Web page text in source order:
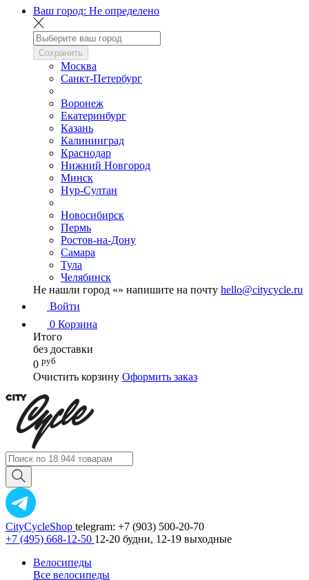
Ваш город: Не определено
Сохранить
Москва
Санкт-Петербург
Воронеж
Екатеринбург
Казань
Калининград
Краснодар
Нижний Новгород
Минск
Нур-Султан
Новосибирск
Пермь
Ростов-на-Дону
Самара
Тула
Челябинск
Не нашли город «» напишите на почту hello@citycycle.ru
Войти
0 Корзина
Итого
без доставки
0 руб
Очистить корзину Оформить заказ
CityCycleShop telegram: +7 (903) 500-20-70
+7 (495) 668-12-50 12-20 будни, 12-19 выходные
Велосипеды
Все велосипеды